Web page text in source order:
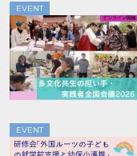
EVENT
EVENT